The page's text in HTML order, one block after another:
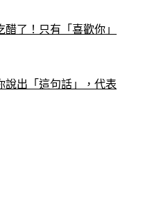
了！只有「喜歡你」
說出「這句話」，代表